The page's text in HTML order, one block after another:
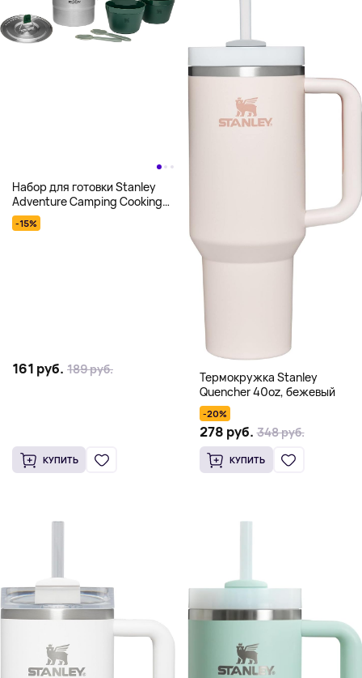
Набор для готовки Stanley
Adventure Camping Cooking
Set, для двоих, 1л,
серебряный
-15%
161 руб. 189 руб.
КУПИТЬ
Термокружка Stanley
Quencher 40oz, бежевый
-20%
278 руб. 348 руб.
КУПИТЬ